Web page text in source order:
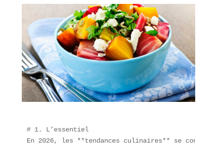
# 1. L’essentiel
En 2026, les **tendances culinaires** se